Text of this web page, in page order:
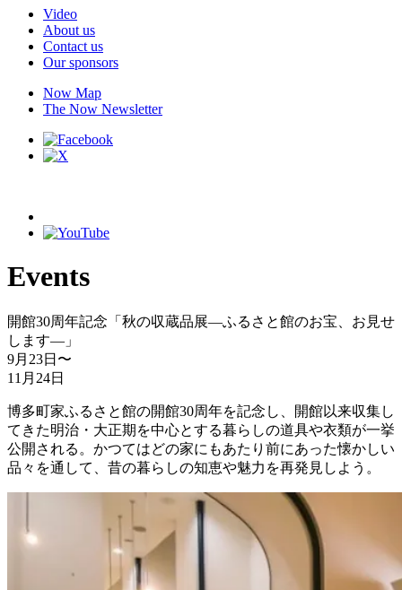
Video
About us
Contact us
Our sponsors
Now Map
The Now Newsletter
Events
開館30周年記念「秋の収蔵品展―ふるさと館のお宝、お見せ
します―」
9月23日 〜
11月24日
博多町家ふるさと館の開館30周年を記念し、開館以来収集し
てきた明治・大正期を中心とする暮らしの道具や衣類が一挙
公開される。かつてはどの家にもあたり前にあった懐かしい
品々を通して、昔の暮らしの知恵や魅力を再発見しよう。